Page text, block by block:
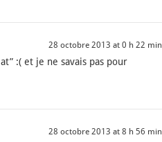
28 octobre 2013 at 0 h 22 min
:( et je ne savais pas pour
28 octobre 2013 at 8 h 56 min